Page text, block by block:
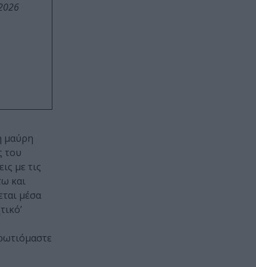
μαύρη
του
με τις
και
μέσα